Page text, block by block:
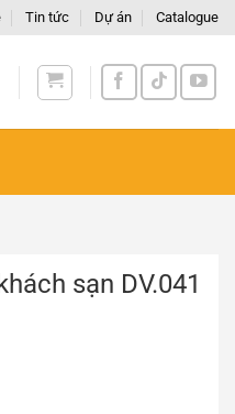
Tin tức Dự án Catalogue
sạn DV.041